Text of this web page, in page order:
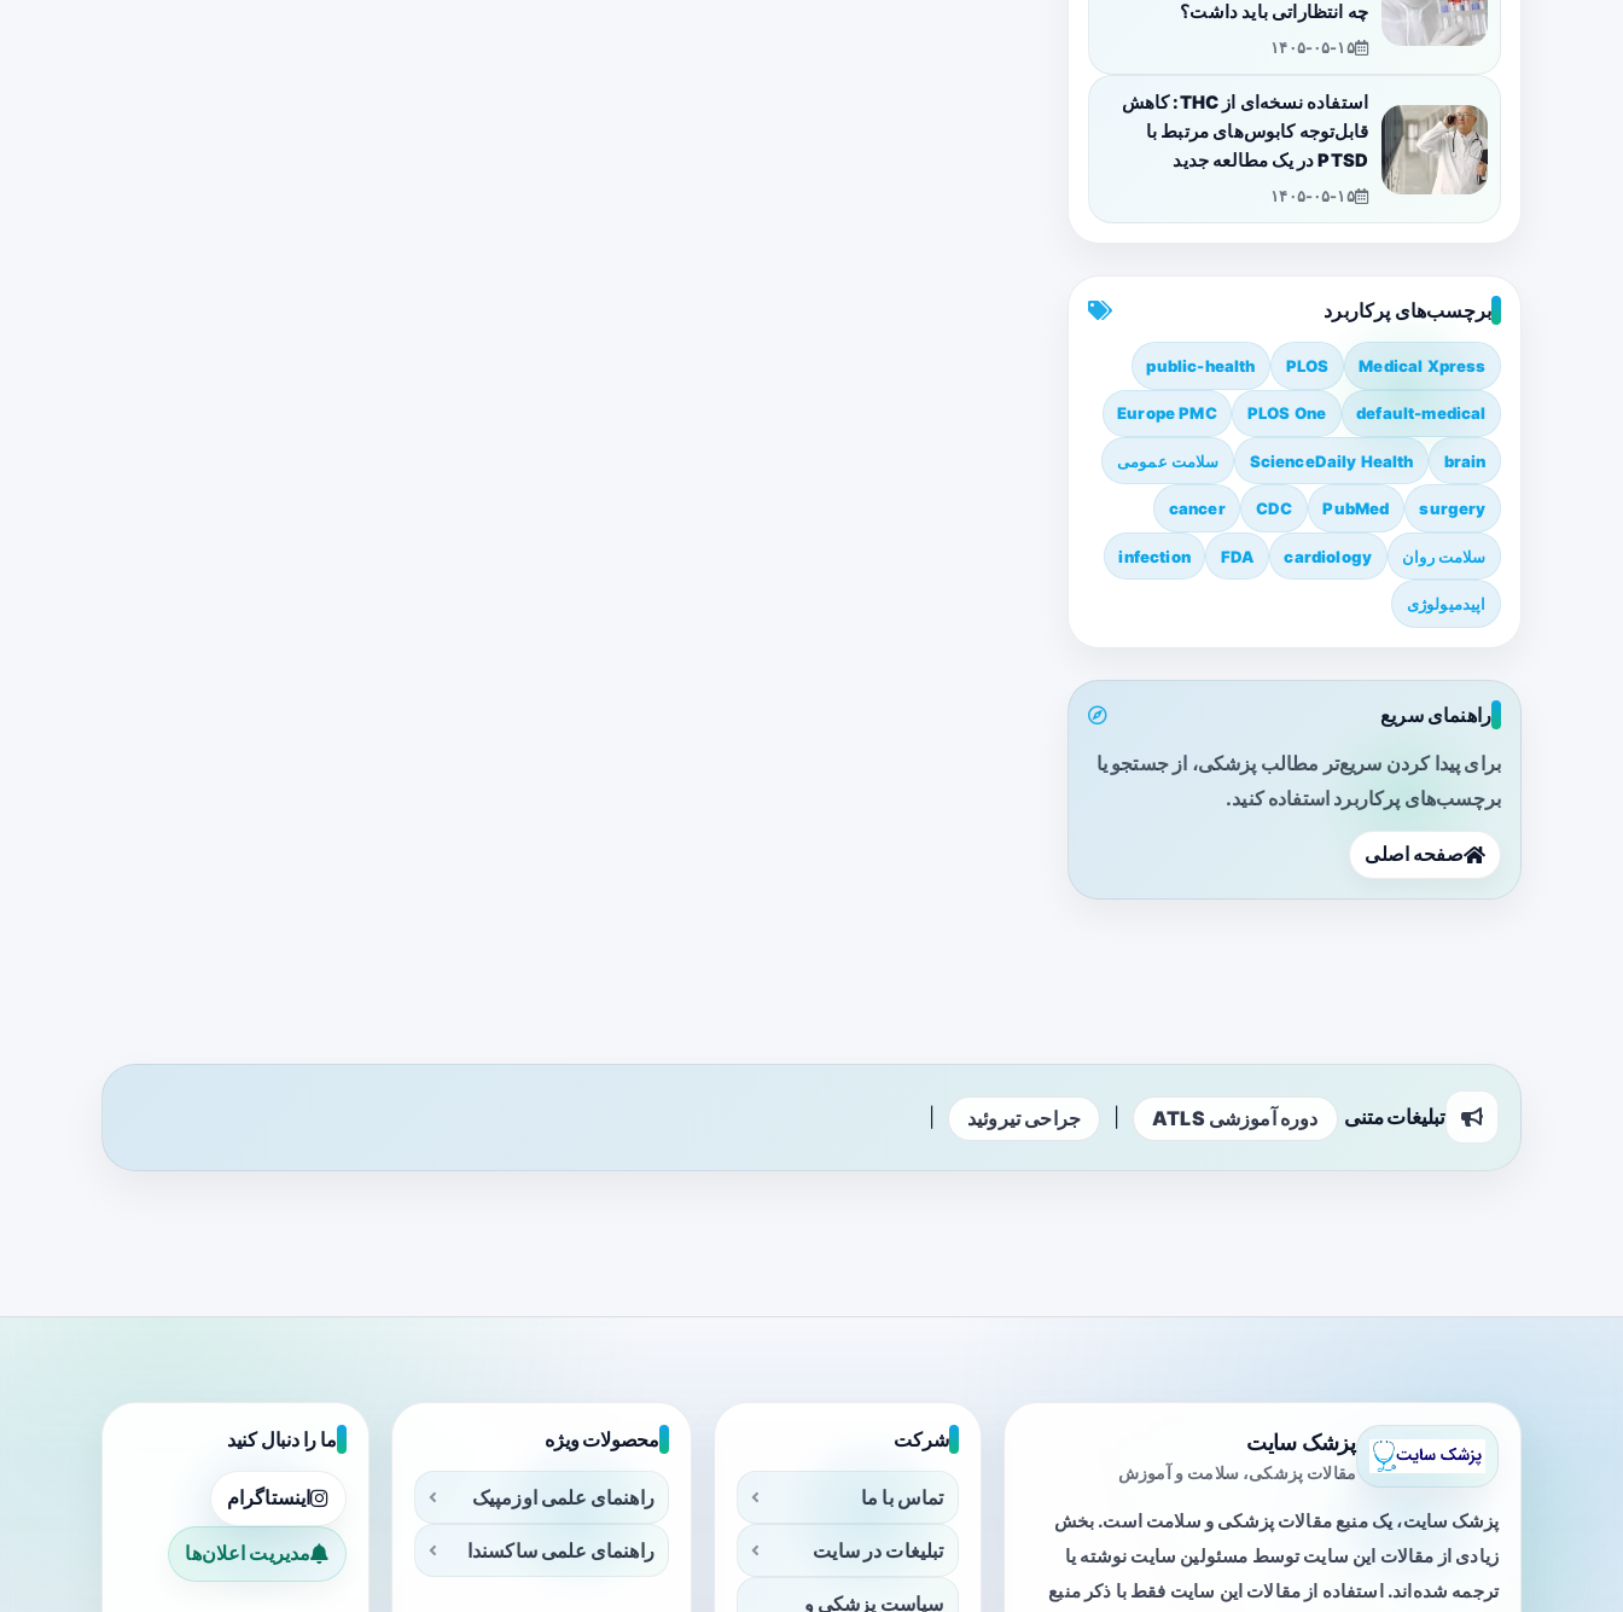
چه انتظاراتی باید داشت؟
۱۴۰۵-۰۵-۱۵
استفاده نسخه‌ای از THC: کاهش
قابل‌توجه کابوس‌های مرتبط با
PTSD در یک مطالعه جدید
۱۴۰۵-۰۵-۱۵
برچسب‌های پرکاربرد
Medical Xpress
PLOS
public-health
default-medical
PLOS One
Europe PMC
brain
ScienceDaily Health سلامت عمومی
surgery
PubMed
CDC
cancer
سلامت روان cardiology
FDA
infection
اپیدمیولوژی
راهنمای سریع
برای پیدا کردن سریع‌تر مطالب پزشکی، از جستجو یا
برچسب‌های پرکاربرد استفاده کنید.
صفحه اصلی
تبلیغات متنی دوره آموزشی ATLS جراحی تیروئید
پزشک سایت
مقالات پزشکی، سلامت و آموزش
پزشک سایت، یک منبع مقالات پزشکی و سلامت است. بخش
زیادی از مقالات این سایت توسط مسئولین سایت نوشته یا
ترجمه شده‌اند. استفاده از مقالات این سایت فقط با ذکر منبع
شرکت
تماس با ما
تبلیغات در سایت
سیاست پزشکی و
محصولات ویژه
راهنمای علمی اوزمپیک
راهنمای علمی ساکسندا
ما را دنبال کنید
اینستاگرام
مدیریت اعلان‌ها